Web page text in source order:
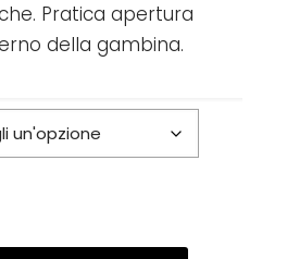
Pratica apertura
della gambina.